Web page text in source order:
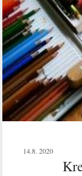
14.8. 2020